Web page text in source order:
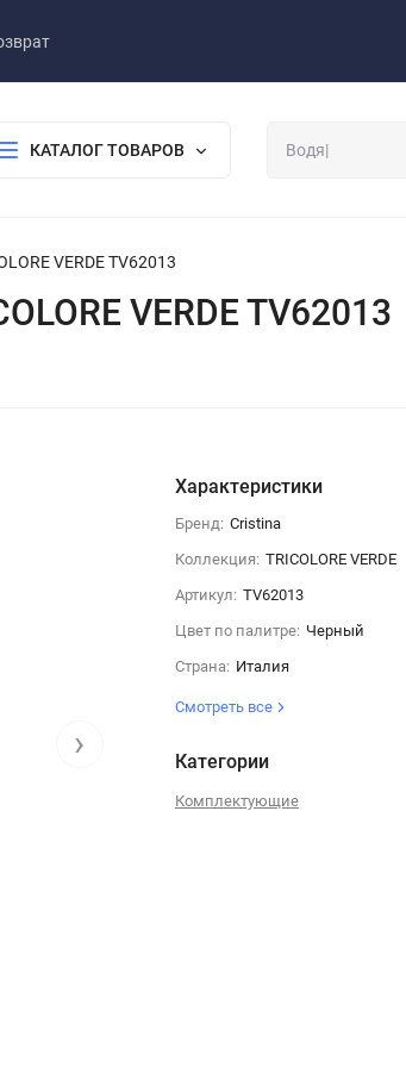
КАТАЛОГ ТОВАРОВ
VERDE TV62013
VERDE TV62013
›
Характеристики
Бренд: Cristina
Коллекция: TRICOLORE VERDE
Артикул: TV62013
Цвет по палитре: Черный
Страна: Италия
Смотреть все
Категории
Комплектующие